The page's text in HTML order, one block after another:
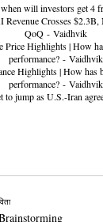
will investors get 4
Revenue Crosses
QoQ - Vaidhvik
Price Highlights | How
performance? - Vaidhvik
Highlights | How has
performance? - Vaidhvik
to jump as U.S.-Iran